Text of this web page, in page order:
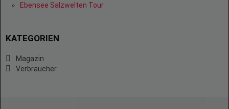
Ebensee Salzwelten Tour
KATEGORIEN
Magazin
Verbraucher